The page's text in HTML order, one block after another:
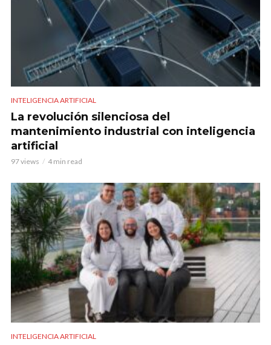
INTELIGENCIA ARTIFICIAL
La revolución silenciosa del
mantenimiento industrial con inteligencia
artificial
97 views 4 min read
INTELIGENCIA ARTIFICIAL